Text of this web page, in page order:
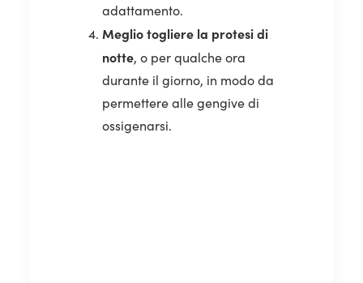
adattamento.
Meglio togliere la protesi di
notte, o per qualche ora
durante il giorno, in modo da
permettere alle gengive di
ossigenarsi.